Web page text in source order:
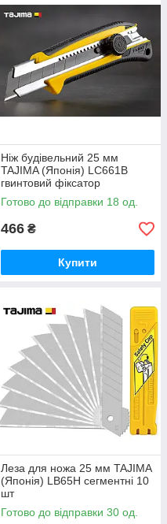
Ніж будівельний 25 мм
TAJIMA (Японія) LC661B
гвинтовий фіксатор
Готово до відправки 18 од.
466 ₴
Купити
Леза для ножа 25 мм TAJIMA
(Японія) LB65H сегментні 10
шт
Готово до відправки 30 од.